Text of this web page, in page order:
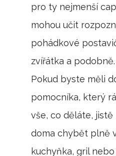
pro ty nejmenší
mohou učit
pohádkové
zvířátka a podobně.
Pokud byste měli
pomocníka, který
vše, co děláte,
doma chybět plně
kuchyňka, gril